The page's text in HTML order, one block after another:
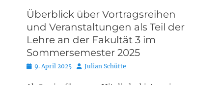
Überblick über Vortragsreihen
und Veranstaltungen als Teil der
Lehre an der Fakultät 3 im
Sommersemester 2025
Posted
9. April 2025 AutorJulian Schütte